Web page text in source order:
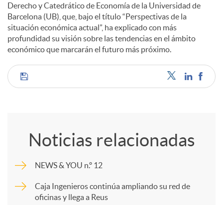
Derecho y Catedrático de Economía de la Universidad de
Barcelona (UB), que, bajo el título “Perspectivas de la
situación económica actual”, ha explicado con más
profundidad su visión sobre las tendencias en el ámbito
económico que marcarán el futuro más próximo.
C
m
p
Noticias relacionadas
NEWS & YOU n.º 12
Caja Ingenieros continúa ampliando su red de
oficinas y llega a Reus